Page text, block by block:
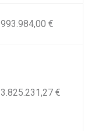
993.984,00 €
3.825.231,27 €